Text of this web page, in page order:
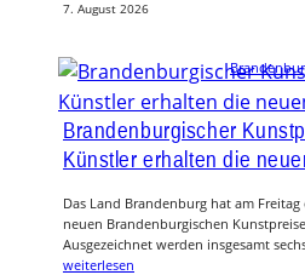
7. August 2026
Brandenburgischer
Künstler erhalten die
Das Land Brandenburg hat am
neuen Brandenburgischen
Ausgezeichnet werden insgesamt
weiterlesen